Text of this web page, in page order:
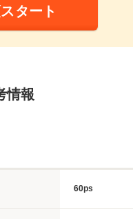
タート
情報
60ps